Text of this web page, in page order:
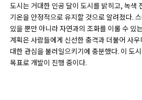
도시는 거대한 인공 달이 도시를 밝히고, 녹색
기온을 안정적으로 유지할 것으로 알려졌다.
있을 뿐만 아니라 자연과의 조화를 이룰 수 있
계획은 사람들에게 신선한 충격과 더불어 사
대한 관심을 불러일으키기에 충분했다. 이 도
목표로 개발이 진행 중이다.